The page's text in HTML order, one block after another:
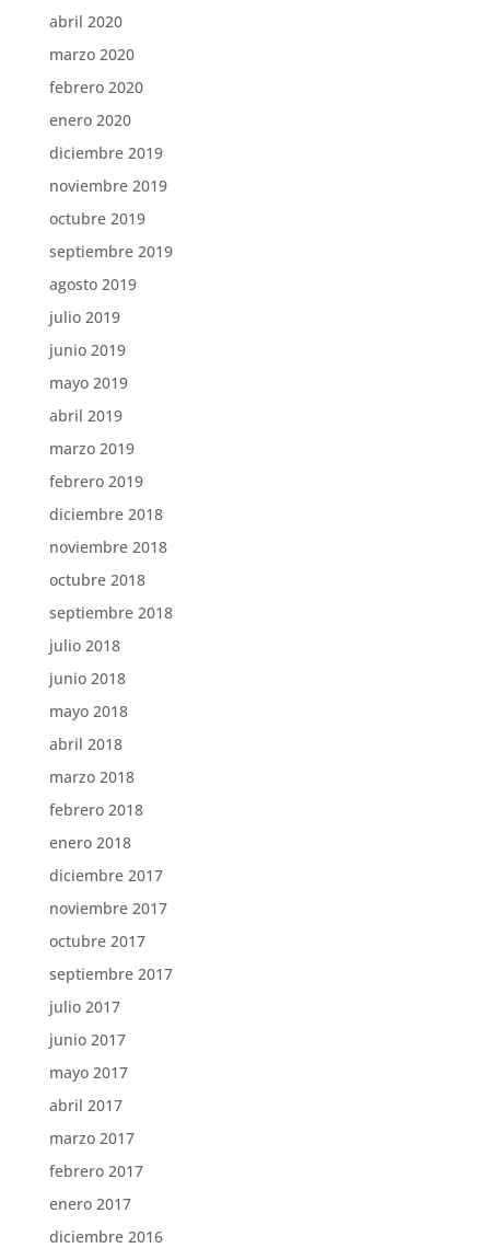
abril 2020
marzo 2020
febrero 2020
enero 2020
diciembre 2019
noviembre 2019
octubre 2019
septiembre 2019
agosto 2019
julio 2019
junio 2019
mayo 2019
abril 2019
marzo 2019
febrero 2019
diciembre 2018
noviembre 2018
octubre 2018
septiembre 2018
julio 2018
junio 2018
mayo 2018
abril 2018
marzo 2018
febrero 2018
enero 2018
diciembre 2017
noviembre 2017
octubre 2017
septiembre 2017
julio 2017
junio 2017
mayo 2017
abril 2017
marzo 2017
febrero 2017
enero 2017
diciembre 2016